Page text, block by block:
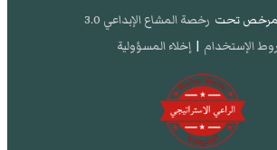
مرخص تحت رخصة المشاع الإبداعي 3.0
الإستخدام | إخلاء المسؤولية